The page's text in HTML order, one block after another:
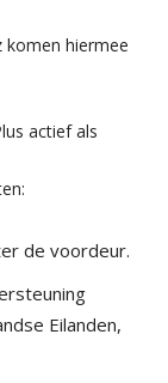
komen hiermee
actief als
de voordeur.
Eilanden,